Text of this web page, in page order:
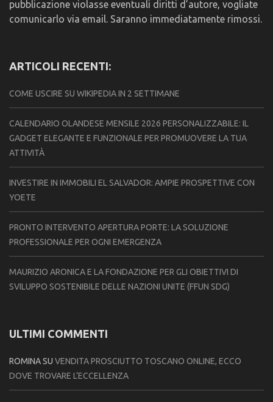
pubblicazione violasse eventuali diritti d’autore, vogliate
comunicarlo via email. Saranno immediatamente rimossi.
ARTICOLI RECENTI:
COME USCIRE SU WIKIPEDIA IN 2 SETTIMANE
CALENDARIO OLANDESE MENSILE 2026 PERSONALIZZABILE: IL
GADGET ELEGANTE E FUNZIONALE PER PROMUOVERE LA TUA
ATTIVITÀ
INVESTIRE IN IMMOBILI EL SALVADOR: AMPIE PROSPETTIVE CON
YOETE
PRONTO INTERVENTO APERTURA PORTE: LA SOLUZIONE
PROFESSIONALE PER OGNI EMERGENZA
MAURIZIO ARONICA E LA FONDAZIONE PER GLI OBIETTIVI DI
SVILUPPO SOSTENIBILE DELLE NAZIONI UNITE (FFUN SDG)
ULTIMI COMMENTI
ROMINASU VENDITA PROSCIUTTO TOSCANO ONLINE, ECCO
DOVE TROVARE L’ECCELLENZA